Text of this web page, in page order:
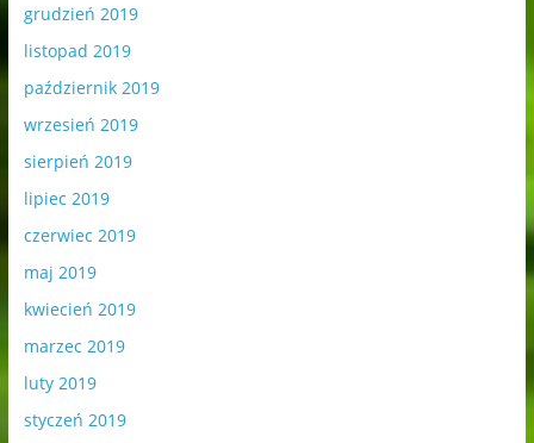
grudzień 2019
listopad 2019
październik 2019
wrzesień 2019
sierpień 2019
lipiec 2019
czerwiec 2019
maj 2019
kwiecień 2019
marzec 2019
luty 2019
styczeń 2019